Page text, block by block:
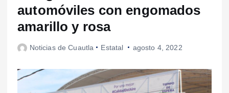
automóviles con engomados
amarillo y rosa
Noticias de Cuautla Estatal agosto 4, 2022